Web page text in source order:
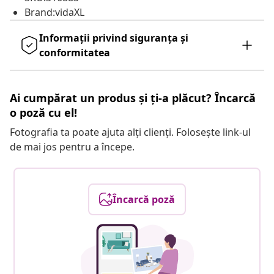
Brand:vidaXL
Informații privind siguranța și
conformitatea
Ai cumpărat un produs și ți-a plăcut? Încarcă
o poză cu el!
Fotografia ta poate ajuta alți clienți. Folosește link-ul
de mai jos pentru a începe.
Încarcă poză